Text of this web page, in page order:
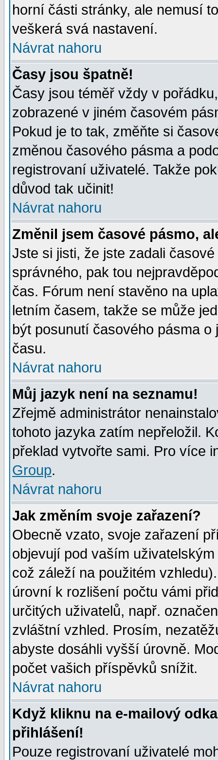
horní části stránky, ale nemusí
veškerá svá nastavení.
Návrat nahoru
Časy jsou špatně!
Časy jsou téměř vždy v
zobrazené v jiném časovém
Pokud je to tak, změňte si
změnou časového pásma a
registrovaní uživatelé. Takže
důvod tak učinit!
Návrat nahoru
Změnil jsem časové pásmo,
Jste si jisti, že jste zadali
správného, pak tou
čas. Fórum není stavěno na
letním časem, takže se může
být posunutí časového pásma
času.
Návrat nahoru
Můj jazyk není na seznamu!
Zřejmě administrátor
tohoto jazyka zatím nepřeložil.
překlad vytvořte sami. Pro více
Group.
Návrat nahoru
Jak změním svoje zařazení?
Obecně vzato, svoje zařazení
objevují pod vaším
což záleží na použitém
úrovní k rozlišení počtu vámi
určitých uživatelů, např.
zvláštní vzhled. Prosím,
abyste dosáhli vyšší úrovně.
počet vašich příspěvků snížit.
Návrat nahoru
Když kliknu na e-mailový
přihlášení!
Pouze registrovaní uživatelé